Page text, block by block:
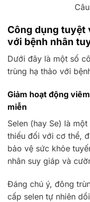
Công dụng tuyệt
với bệnh nhân
Dưới đây là một số
trùng hạ thảo với
Giảm hoạt động
miễn
Selen (hay Se) là
thiếu đối với cơ thể,
bảo vệ sức khỏe
nhân suy giáp và
Đáng chú ý, đông
cấp selen tự nhiên